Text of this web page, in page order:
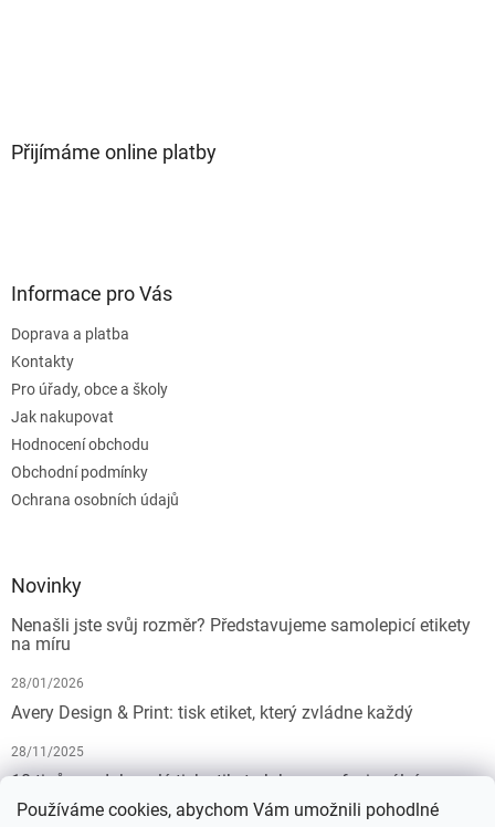
Používáme cookies, abychom Vám umožnili pohodlné
Přijímáme online platby
Informace pro Vás
Doprava a platba
Kontakty
Pro úřady, obce a školy
Jak nakupovat
Hodnocení obchodu
Obchodní podmínky
Ochrana osobních údajů
Novinky
Nenašli jste svůj rozměr? Představujeme samolepicí etikety
na míru
28/01/2026
Avery Design & Print: tisk etiket, který zvládne každý
28/11/2025
10 tipů pro dokonalý tisk etiket: Jak na profesionální
výsledek bez starostí